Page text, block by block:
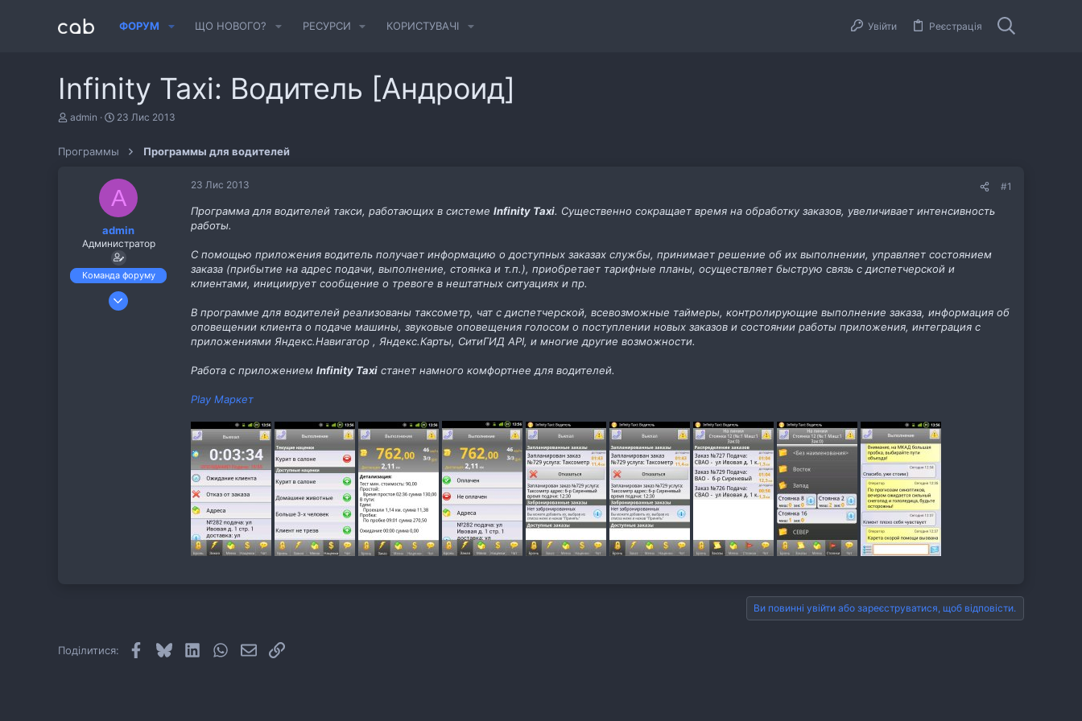
ФОРУМ ЩО НОВОГО? РЕСУРСИ КОРИСТУВАЧІ Увійти Реєстрація
Infinity Taxi: Водитель [Андроид]
А
о
admin
Д
а
т
в
р
е
н
н
я
23 Лис 2013
Программы Программы для водителей
A
admin
Администратор
Команда форуму
23 Жов 2013
23 Лис 2013 #1
Программа для водителей такси, работающих в системе Infinity Taxi. Существенно сокращает время на обработку заказов, увеличивает интенсивность
работы.
С помощью приложения водитель получает информацию о доступных заказах службы, принимает решение об их выполнении, управляет состоянием
заказа (прибытие на адрес подачи, выполнение, стоянка и т.п.), приобретает тарифные планы, осуществляет быструю связь с диспетчерской и
клиентами, инициирует сообщение о тревоге в нештатных ситуациях и пр.
В программе для водителей реализованы таксометр, чат с диспетчерской, всевозможные таймеры, контролирующие выполнение заказа, информация об
оповещении клиента о подаче машины, звуковые оповещения голосом о поступлении новых заказов и состоянии работы приложения, интеграция с
приложениями Яндекс.Навигатор , Яндекс.Карты, СитиГИД API, и многие другие возможности.
Работа с приложением Infinity Taxi станет намного комфортнее для водителей.
Play Маркет
Ви повинні увійти або зареєструватися, щоб відповісти.
Поділитися: Facebook
BlueskyLinkedInWhatsApp
E-mailПосилання